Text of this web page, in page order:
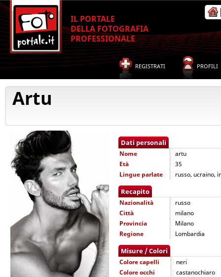
IL PORTALE
DELLA FOTOGRAFIA
PROFESSIONALE
REGISTRATI PROFILI
Artu
Dati personali
Nome
artu
Età
35
Lingue parlate
russo, ucraino,
Recapito
Nazionalità
russo
Città
milano
Provincia
Milano
Regione
Lombardia
Misure / Colori
Colore capelli
neri
Colore occhi
castanochiaro